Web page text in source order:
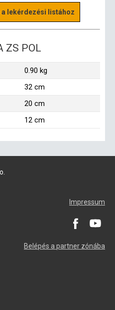
a lekérdezési listához
ZS POL
0.90 kg
32 cm
20 cm
12 cm
Impressum
Belépés a partner zónába